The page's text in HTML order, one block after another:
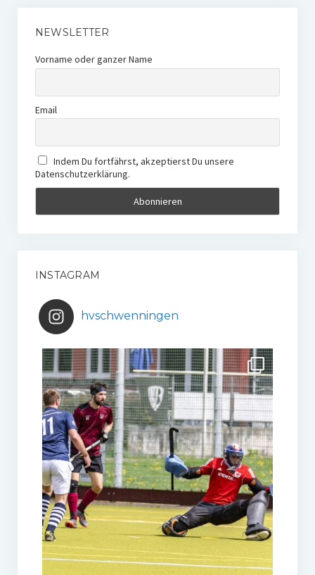
NEWSLETTER
Vorname oder ganzer Name
Email
Indem Du fortfährst, akzeptierst Du unsere
Datenschutzerklärung.
INSTAGRAM
hvschwenningen